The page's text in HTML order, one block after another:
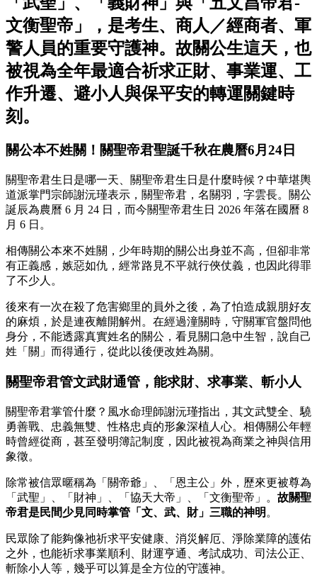
文衡聖帝」，是考生、商人／經商者、軍
警人員的重要守護神。故關公生這天，也
被視為全年最適合祈求正財、事業運、工
作升遷、避小人與保平安的轉運關鍵時
刻。
關公本不姓關！關聖帝君聖誕千秋在農曆6月24日
關聖帝君生日是哪一天、關聖帝君生日是什麼時候？中華堪輿
道派掌門宗師謝沅瑾表示，關聖帝君，名關羽，字雲長。關公
誕辰為農曆 6 月 24 日，而今關聖帝君生日 2026 年落在國曆 8
月 6 日。
相傳關公本來不姓關，少年時期的關公出身並不高，但卻非常
有正義感，嫉惡如仇，經常路見不平就行俠仗義，也因此得罪
了不少人。
後來有一次在殺了危害鄉里的員外之後，為了怕造成親朋好友
的麻煩，於是連夜離開解州。在經過潼關時，守關軍官盤問他
身分，不能透露真實姓名的關公，看見關口急中生智，說自己
姓「關」而得通行，從此以後便改姓為關。
關聖帝君管文武財通管， 能求財、求事業、斬小人
關聖帝君掌管什麼？風水命理師謝沅瑾指出，其文武雙全、驍
勇善戰、忠義無雙、性格忠貞的形象深植人心。相傳關公年輕
時曾經從商，甚至發明簿記制度，因此被視為商業之神與信用
象徵。
除常被信眾暱稱為「關帝爺」、「恩主公」外，歷來更被尊為
「武聖」、「財神」、「協天大帝」、「文衡聖帝」。 故關聖
帝君是民間少見同時掌管「文、武、財」三職的神明 。
民眾除了能夠像祂祈求平安健康、消災解厄、淨除業障的護佑
之外，也能祈求事業順利、財運亨通、考試成功、司法公正、
斬除小人等，幾乎可以算是全方位的守護神。